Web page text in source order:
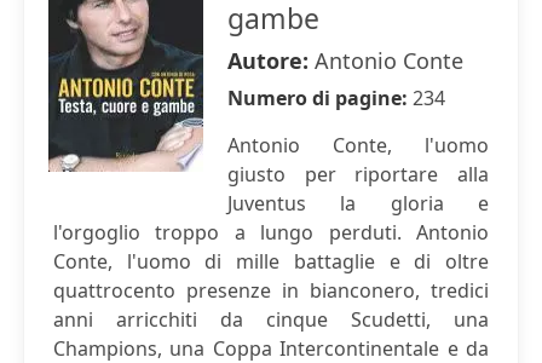
gambe
Autore: Antonio Conte
Numero di pagine: 234
Antonio Conte, l'uomo
giusto per riportare alla
Juventus la gloria e
l'orgoglio troppo a lungo perduti. Antonio
Conte, l'uomo di mille battaglie e di oltre
quattrocento presenze in bianconero, tredici
anni arricchiti da cinque Scudetti, una
Champions, una Coppa Intercontinentale e da